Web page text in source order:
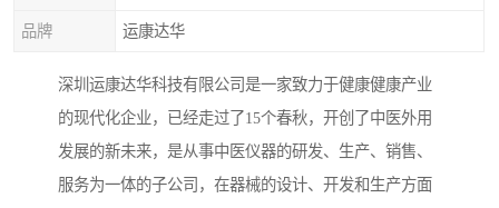
品牌 运康达华
深圳运康达华科技有限公司是一家致力于健康健康产业
的现代化企业，已经走过了15个春秋，开创了中医外用
发展的新未来，是从事中医仪器的研发、生产、销售、
服务为一体的子公司，在器械的设计、开发和生产方面